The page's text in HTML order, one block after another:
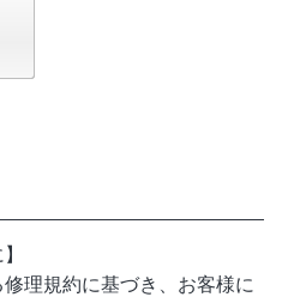
理規約に基づき、お客様に